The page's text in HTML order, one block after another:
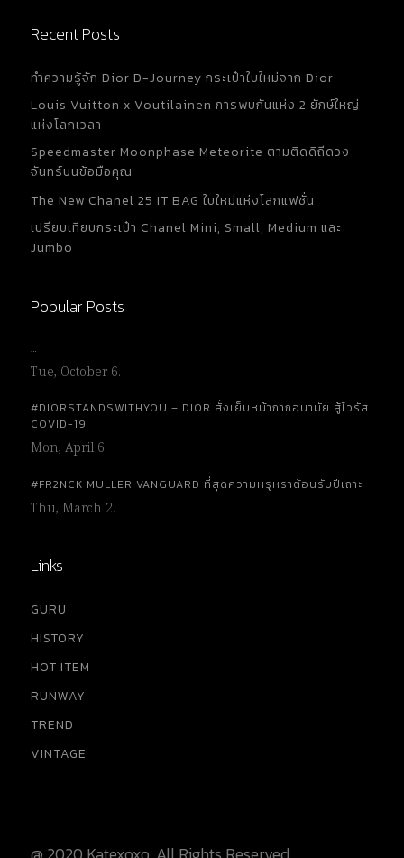
Recent Posts
ทำความรู้จัก Dior D-Journey กระเป๋าใบใหม่จาก Dior
Louis Vuitton x Voutilainen การพบกันแห่ง 2 ยักษ์ใหญ่
แห่งโลกเวลา
Speedmaster Moonphase Meteorite ตามติดดิถีดวง
จันทร์บนข้อมือคุณ
The New Chanel 25 IT BAG ใบใหม่แห่งโลกแฟชั่น
เปรียบเทียบกระเป๋า Chanel Mini, Small, Medium และ
Jumbo
Popular Posts
…
Tue, October 6.
#DIORSTANDSWITHYOU – DIOR สั่งเย็บหน้ากากอนามัย สู้ไวรัส
COVID-19
Mon, April 6.
#FR2NCK MULLER VANGUARD ที่สุดความหรูหราต้อนรับปีเถาะ
Thu, March 2.
Links
GURU
HISTORY
HOT ITEM
RUNWAY
TREND
VINTAGE